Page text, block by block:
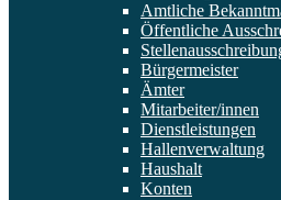
Amtliche
Öffentliche
Bürgermeister
Ämter
Mitarbeiter/innen
Dienstleistungen
Hallenverwaltung
Haushalt
Konten